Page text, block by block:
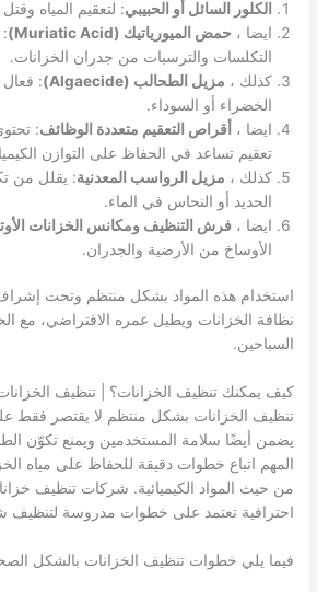
الكلور السائل أو الحبيبي: لتعقيم المياه
ايضا ، حمض الميورياتيك (Muriatic Acid)
:
التكلسات والترسبات من جدران الخزانات.
كذلك ، مزيل الطحالب (Algaecide)
:
الخضراء أو السوداء.
ايضا ، أقراص التعقيم متعددة الوظائف:
تعقيم تساعد في الحفاظ على التوازن
كذلك ، مزيل الرواسب المعدنية: يقلل من
الحديد أو النحاس في الماء.
ايضا ،فرش التنظيف ومكانس الخزانات
الأوساخ من الأرضية والجدران.
استخدام هذه المواد بشكل منتظم وتحت
نظافة الخزانات ويطيل عمره الافتراضي، مع
السباحين.
كيف يمكنك تنظيف الخزانات؟ | تنظيف
تنظيف الخزانات بشكل منتظم لا يقتصر فقط
يضمن أيضًا سلامة المستخدمين ويمنع تكوّن
المهم اتباع خطوات دقيقة للحفاظ على مياه
من حيث المواد الكيميائية. شركات تنظيف
احترافية تعتمد على خطوات مدروسة لتنظيف
فيما يلي خطوات تنظيف الخزانات بالشكل